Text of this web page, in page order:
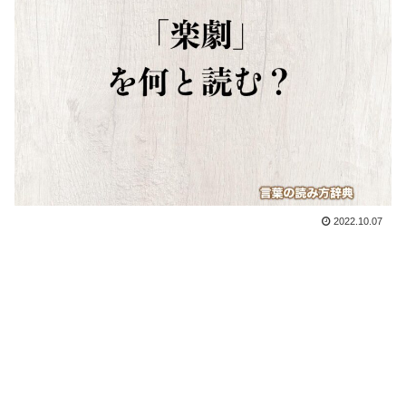
2022.10.07